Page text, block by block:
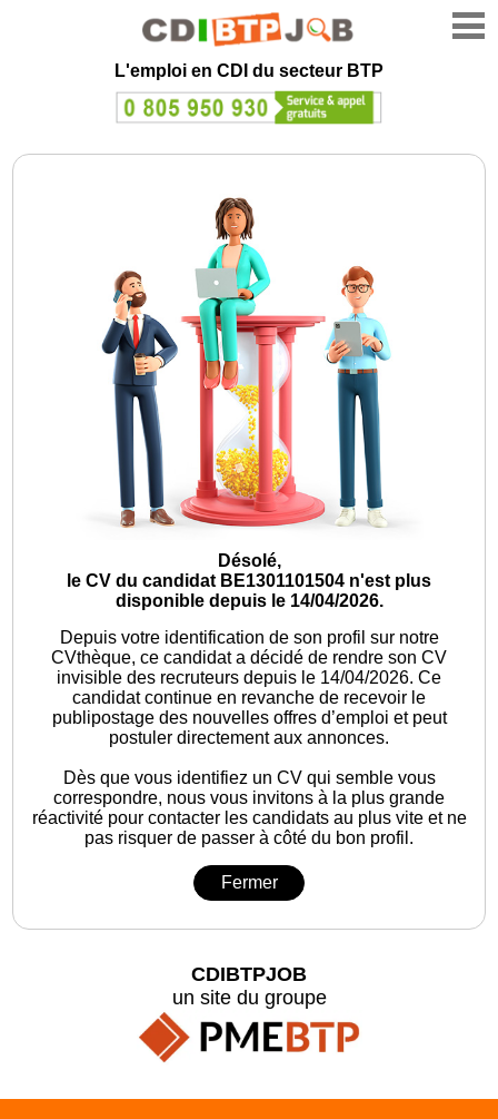
L'emploi en CDI du secteur BTP
Désolé,
le CV du candidat BE1301101504 n'est plus
disponible depuis le 14/04/2026.
Depuis votre identification de son profil sur notre
CVthèque, ce candidat a décidé de rendre son CV
invisible des recruteurs depuis le 14/04/2026. Ce
candidat continue en revanche de recevoir le
publipostage des nouvelles offres d’emploi et peut
postuler directement aux annonces.
Dès que vous identifiez un CV qui semble vous
correspondre, nous vous invitons à la plus grande
réactivité pour contacter les candidats au plus vite et ne
pas risquer de passer à côté du bon profil.
Fermer
CDIBTPJOB
un site du groupe